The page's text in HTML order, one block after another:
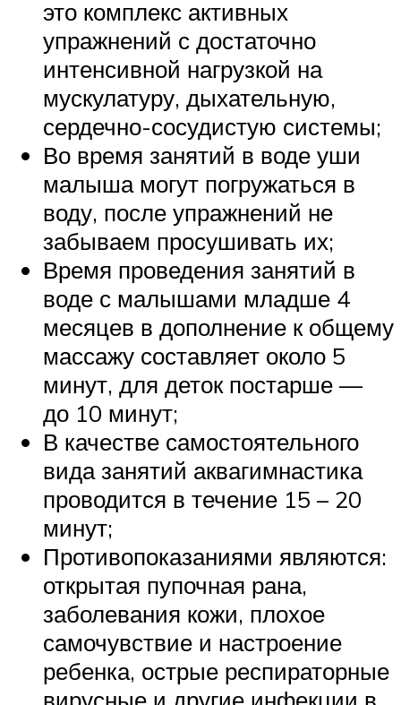
это комплекс активных
упражнений с достаточно
интенсивной нагрузкой на
мускулатуру, дыхательную,
сердечно-сосудистую системы;
Во время занятий в воде уши
малыша могут погружаться в
воду, после упражнений не
забываем просушивать их;
Время проведения занятий в
воде с малышами младше 4
месяцев в дополнение к общему
массажу составляет около 5
минут, для деток постарше —
до 10 минут;
В качестве самостоятельного
вида занятий аквагимнастика
проводится в течение 15 – 20
минут;
Противопоказаниями являются:
открытая пупочная рана,
заболевания кожи, плохое
самочувствие и настроение
ребенка, острые респираторные